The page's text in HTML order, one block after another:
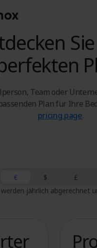
Team oder
Plan für Ihre
pricing page.
€Euro $ US Dollar£
jährlich abgerechnet